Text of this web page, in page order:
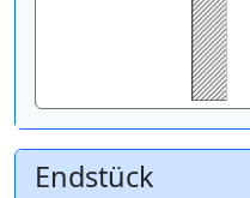
Endstück